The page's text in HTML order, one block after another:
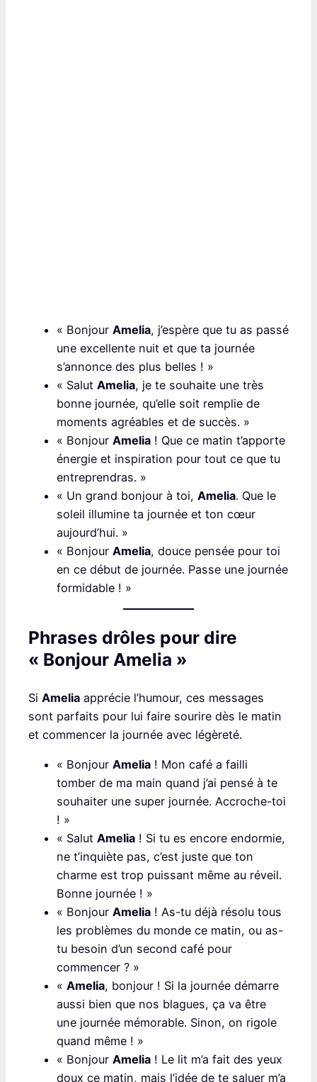
« Bonjour Amelia, j’espère que tu as passé
une excellente nuit et que ta journée
s’annonce des plus belles ! »
« Salut Amelia, je te souhaite une très
bonne journée, qu’elle soit remplie de
moments agréables et de succès. »
« Bonjour Amelia ! Que ce matin t’apporte
énergie et inspiration pour tout ce que tu
entreprendras. »
« Un grand bonjour à toi, Amelia. Que le
soleil illumine ta journée et ton cœur
aujourd’hui. »
« Bonjour Amelia, douce pensée pour toi
en ce début de journée. Passe une journée
formidable ! »
Phrases drôles pour dire
« Bonjour Amelia »
Si Amelia apprécie l’humour, ces messages
sont parfaits pour lui faire sourire dès le matin
et commencer la journée avec légèreté.
« Bonjour Amelia ! Mon café a failli
tomber de ma main quand j’ai pensé à te
souhaiter une super journée. Accroche-toi
! »
« Salut Amelia ! Si tu es encore endormie,
ne t’inquiète pas, c’est juste que ton
charme est trop puissant même au réveil.
Bonne journée ! »
« Bonjour Amelia ! As-tu déjà résolu tous
les problèmes du monde ce matin, ou as-
tu besoin d’un second café pour
commencer ? »
« Amelia, bonjour ! Si la journée démarre
aussi bien que nos blagues, ça va être
une journée mémorable. Sinon, on rigole
quand même ! »
« Bonjour Amelia ! Le lit m’a fait des yeux
doux ce matin, mais l’idée de te saluer m’a